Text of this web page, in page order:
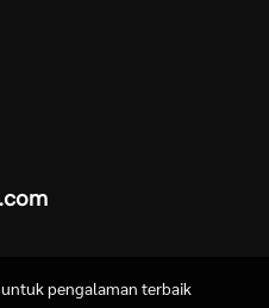
pengalaman terbaik